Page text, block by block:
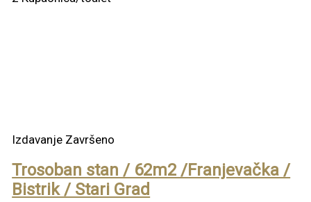
Izdavanje Završeno
Trosoban stan / 62m2 /Franjevačka /
Bistrik / Stari Grad